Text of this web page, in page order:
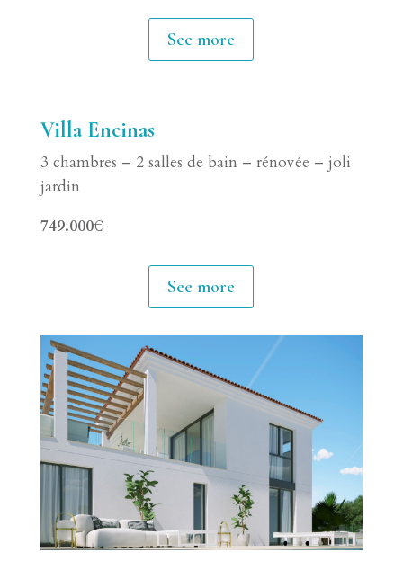
See more
Villa Encinas
3 chambres – 2 salles de bain – rénovée – joli
jardin
749.000€
See more